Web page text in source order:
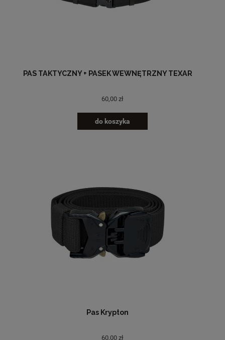
PAS TAKTYCZNY + PASEK WEWNĘTRZNY TEXAR
60,00 zł
do koszyka
Pas Krypton
60,00 zł